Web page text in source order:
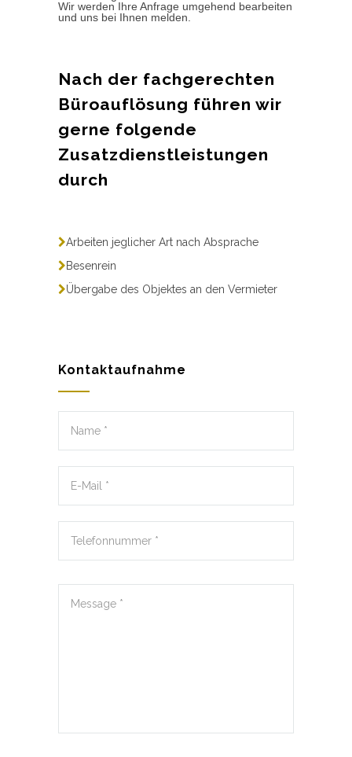
Wir werden Ihre Anfrage umgehend bearbeiten
und uns bei Ihnen melden.
Nach der fachgerechten
Büroauflösung führen wir
gerne folgende
Zusatzdienstleistungen
durch
Arbeiten jeglicher Art nach Absprache
Besenrein
Übergabe des Objektes an den Vermieter
Kontaktaufnahme